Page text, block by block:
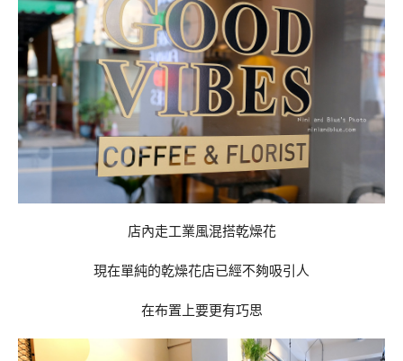
店內走工業風混搭乾燥花
現在單純的乾燥花店已經不夠吸引人
在布置上要更有巧思